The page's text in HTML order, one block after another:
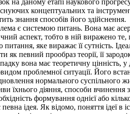
на даному етапі наукового
концептуальних та
знання способів його здійснення.
є системою питань. Вона має
аспект, тобто в ній виражено
яке виражає її сутність.
як певний прообраз теорії, її
вона має теоретичну цінність,
проблемної ситуації. Його
нормального
їхнього діяння, способи вчинення
формування однієї або
ідея. Як відомо, поняття ідеї в